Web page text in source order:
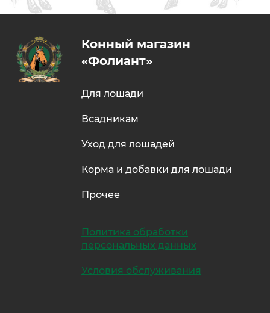
Конный магазин
«Фолиант»
Для лошади
Всадникам
Уход для лошадей
Корма и добавки для лошади
Прочее
Политика обработки
персональных данных
Условия обслуживания